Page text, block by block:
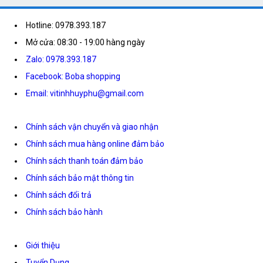
Hotline: 0978.393.187
Mở cửa: 08:30 - 19:00 hàng ngày
Zalo: 0978.393.187
Facebook: Boba shopping
Email: vitinhhuyphu@gmail.com
Chính sách vận chuyển và giao nhận
Chính sách mua hàng online đảm bảo
Chính sách thanh toán đảm bảo
Chính sách bảo mật thông tin
Chính sách đổi trả
Chính sách bảo hành
Giới thiệu